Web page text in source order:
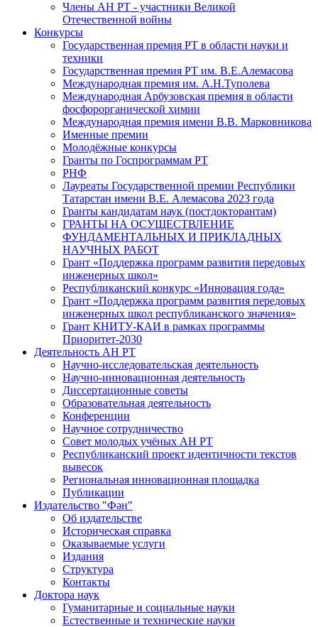
Члены АН РТ - участники Великой
Отечественной войны
Конкурсы
Государственная премия РТ в области науки и
техники
Государственная премия РТ им. В.Е.Алемасова
Международная премия им. А.Н.Туполева
Международная Арбузовская премия в области
фосфорорганической химии
Международная премия имени В.В. Марковникова
Именные премии
Молодёжные конкурсы
Гранты по Госпрограммам РТ
РНФ
Лауреаты Государственной премии Республики
Татарстан имени В.Е. Алемасова 2023 года
Гранты кандидатам наук (постдокторантам)
ГРАНТЫ НА ОСУЩЕСТВЛЕНИЕ
ФУНДАМЕНТАЛЬНЫХ И ПРИКЛАДНЫХ
НАУЧНЫХ РАБОТ
Грант «Поддержка программ развития передовых
инженерных школ»
Республиканский конкурс «Инновация года»
Грант «Поддержка программ развития передовых
инженерных школ республиканского значения»
Грант КНИТУ-КАИ в рамках программы
Приоритет-2030
Деятельность АН РТ
Научно-исследовательская деятельность
Научно-инновационная деятельность
Диссертационные советы
Образовательная деятельность
Конференции
Научное сотрудничество
Совет молодых учёных АН РТ
Республиканский проект идентичности текстов
вывесок
Региональная инновационная площадка
Публикации
Издательство "Фән"
Об издательстве
Историческая справка
Оказываемые услуги
Издания
Структура
Контакты
Доктора наук
Гуманитарные и социальные науки
Естественные и технические науки